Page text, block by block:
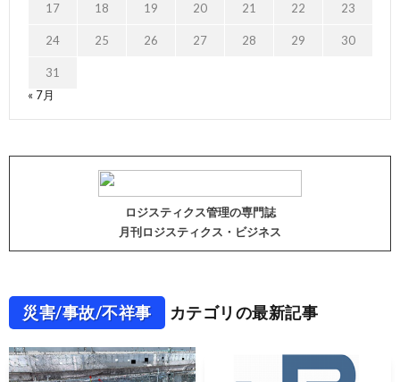
17 18 19 20 21 22 23
24 25 26 27 28 29 30
31
« 7月
ロジスティクス管理の専門誌
月刊ロジスティクス・ビジネス
災害/事故/不祥事 カテゴリの最新記事